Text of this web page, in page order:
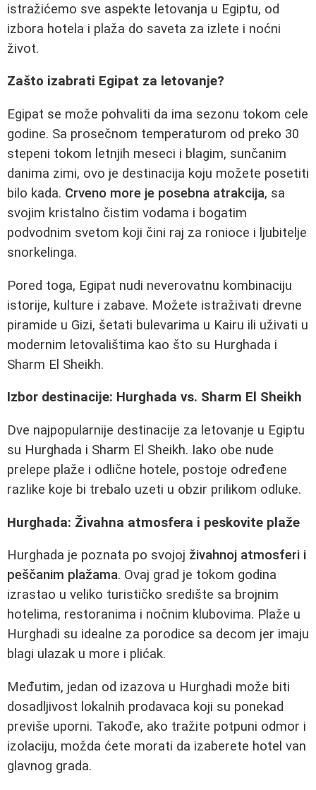
istražićemo sve aspekte letovanja u Egiptu, od
izbora hotela i plaža do saveta za izlete i noćni
život.
Zašto izabrati Egipat za letovanje?
Egipat se može pohvaliti da ima sezonu tokom cele
godine. Sa prosečnom temperaturom od preko 30
stepeni tokom letnjih meseci i blagim, sunčanim
danima zimi, ovo je destinacija koju možete posetiti
bilo kada. Crveno more je posebna atrakcija, sa
svojim kristalno čistim vodama i bogatim
podvodnim svetom koji čini raj za ronioce i ljubitelje
snorkelinga.
Pored toga, Egipat nudi neverovatnu kombinaciju
istorije, kulture i zabave. Možete istraživati drevne
piramide u Gizi, šetati bulevarima u Kairu ili uživati u
modernim letovalištima kao što su Hurghada i
Sharm El Sheikh.
Izbor destinacije: Hurghada vs. Sharm El Sheikh
Dve najpopularnije destinacije za letovanje u Egiptu
su Hurghada i Sharm El Sheikh. Iako obe nude
prelepe plaže i odlične hotele, postoje određene
razlike koje bi trebalo uzeti u obzir prilikom odluke.
Hurghada: Živahna atmosfera i peskovite plaže
Hurghada je poznata po svojoj živahnoj atmosferi i
peščanim plažama. Ovaj grad je tokom godina
izrastao u veliko turističko središte sa brojnim
hotelima, restoranima i nočnim klubovima. Plaže u
Hurghadi su idealne za porodice sa decom jer imaju
blagi ulazak u more i plićak.
Međutim, jedan od izazova u Hurghadi može biti
dosadljivost lokalnih prodavaca koji su ponekad
previše uporni. Takođe, ako tražite potpuni odmor i
izolaciju, možda ćete morati da izaberete hotel van
glavnog grada.